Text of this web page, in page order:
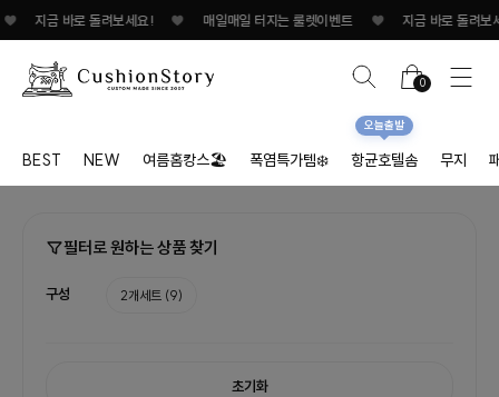
지금 바로 돌려보세요! ♥ 매일매일 터지는 룰렛이벤트 ♥ 지금 바로 돌려보
0
BEST NEW 여름홈캉스🏖 폭염특가템❄️ 항균호텔솜
오늘출발
무지
필터로 원하는 상품 찾기
구성 2개세트 (9)
초기화